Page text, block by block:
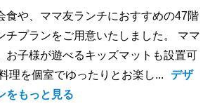
食や、ママ友ランチにおすすめの47階
チプランをご用意いたしました。 ママ
お子様が遊べるキッズマットも設置可
理を個室でゆったりとお楽し...
デザ
をもっと見る